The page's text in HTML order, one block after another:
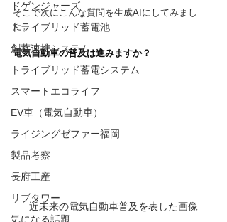
ドゲンジャーズ
トライブリッド蓄電池
創蓄連携システム
トライブリッド蓄電システム
スマートエコライフ
EV車（電気自動車）
ライジングゼファー福岡
製品考察
長府工産
リブタワー
気になる話題
そこで次にこんな質問を生成AIにしてみまし
た。
電気自動車の普及は進みますか？
近未来の電気自動車普及を表した画像